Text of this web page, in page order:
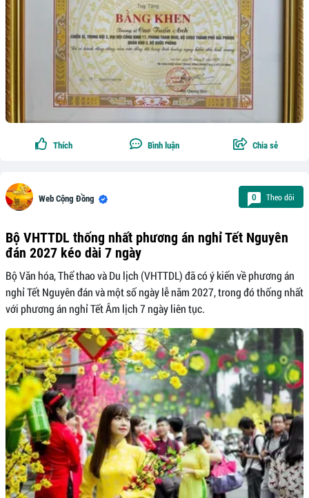
Thích Bình luận Chia sẻ
Web Cộng Đồng 0 Theo dõi
Bộ VHTTDL thống nhất phương án nghỉ Tết Nguyên
đán 2027 kéo dài 7 ngày
Bộ Văn hóa, Thể thao và Du lịch (VHTTDL) đã có ý kiến về phương án
nghỉ Tết Nguyên đán và một số ngày lễ năm 2027, trong đó thống nhất
với phương án nghỉ Tết Âm lịch 7 ngày liên tục.